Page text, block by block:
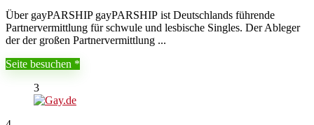
Über gayPARSHIP gayPARSHIP ist Deutschlands führende
Partnervermittlung für schwule und lesbische Singles. Der Ableger
der der großen Partnervermittlung ...
Seite besuchen
3